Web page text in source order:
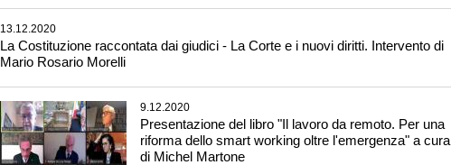
13.12.2020
La Costituzione raccontata dai giudici - La Corte e i nuovi diritti. Intervento di
Mario Rosario Morelli
9.12.2020
Presentazione del libro "Il lavoro da remoto. Per una
riforma dello smart working oltre l'emergenza" a cura
di Michel Martone